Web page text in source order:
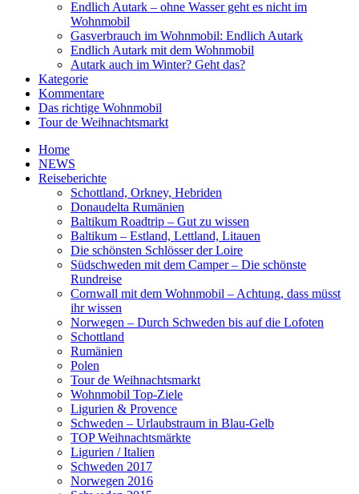
Endlich Autark – ohne Wasser geht es nicht im
Wohnmobil
Gasverbrauch im Wohnmobil: Endlich Autark
Endlich Autark mit dem Wohnmobil
Autark auch im Winter? Geht das?
Kategorie
Kommentare
Das richtige Wohnmobil
Tour de Weihnachtsmarkt
Home
NEWS
Reiseberichte
Schottland, Orkney, Hebriden
Donaudelta Rumänien
Baltikum Roadtrip – Gut zu wissen
Baltikum – Estland, Lettland, Litauen
Die schönsten Schlösser der Loire
Südschweden mit dem Camper – Die schönste
Rundreise
Cornwall mit dem Wohnmobil – Achtung, dass müsst
ihr wissen
Norwegen – Durch Schweden bis auf die Lofoten
Schottland
Rumänien
Polen
Tour de Weihnachtsmarkt
Wohnmobil Top-Ziele
Ligurien & Provence
Schweden – Urlaubstraum in Blau-Gelb
TOP Weihnachtsmärkte
Ligurien / Italien
Schweden 2017
Norwegen 2016